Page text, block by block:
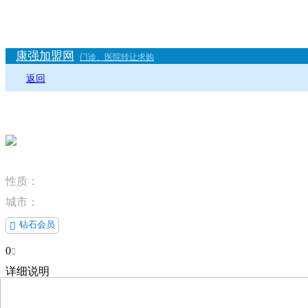
康强加盟网 门诊、医院转让求购
返回
性质：
城市：
 钻石会员
0
详细说明